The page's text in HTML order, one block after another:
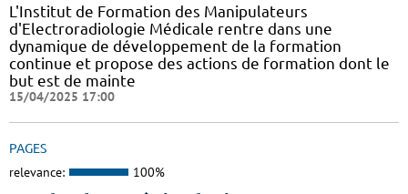
L'Institut de Formation des Manipulateurs
d'Electroradiologie Médicale rentre dans une
dynamique de développement de la formation
continue et propose des actions de formation dont le
but est de mainte
15/04/2025 17:00
PAGES
relevance: 100%